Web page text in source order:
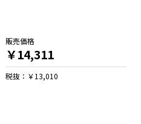
販売価格
￥14,311
税抜：￥13,010